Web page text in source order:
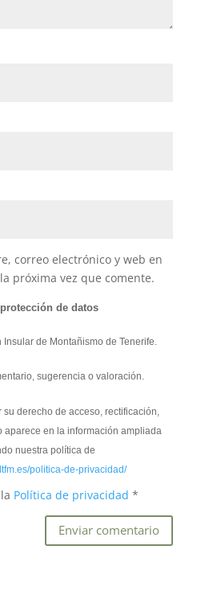
correo electrónico y web en
próxima vez que comente.
de datos
Insular de Montañismo de Tenerife.
sugerencia o valoración.
su derecho de acceso, rectificación,
aparece en la información ampliada
nuestra política de
politica-de-privacidad/
Política de privacidad *